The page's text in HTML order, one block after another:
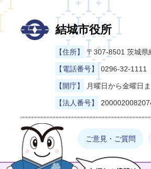
まゆげった
結城市役所
【住所】 〒307-8501 茨城県
【電話番号】 0296-32-1111
【開庁】 月曜日から金曜日
【法人番号】
ご意見・ご質問